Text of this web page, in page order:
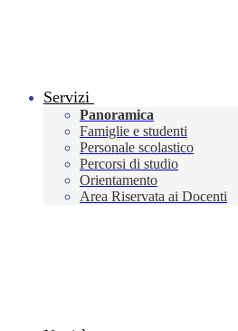
Servizi
Panoramica
Famiglie e studenti
Personale scolastico
Percorsi di studio
Orientamento
Area Riservata ai Docenti